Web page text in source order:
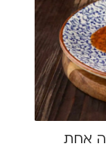
אחת